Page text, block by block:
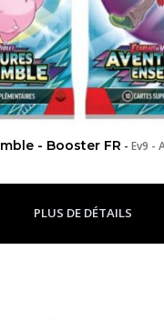
- Booster FR -Ev9 -
PLUS DE DÉTAILS